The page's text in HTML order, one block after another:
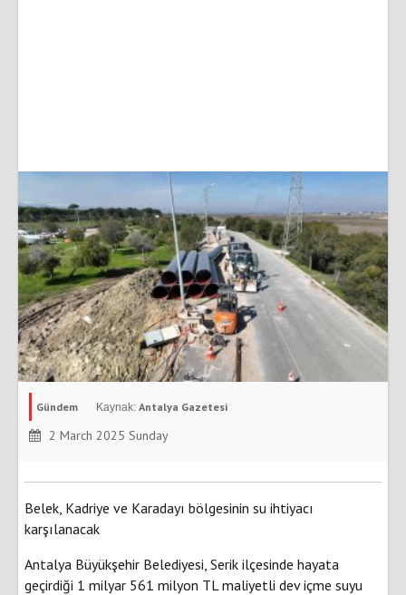
Gündem Antalya Gazetesi
2 March 2025 Sunday
Belek, Kadriye ve Karadayı bölgesinin su ihtiyacı
karşılanacak
Antalya Büyükşehir Belediyesi, Serik ilçesinde hayata
geçirdiği 1 milyar 561 milyon TL maliyetli dev içme suyu